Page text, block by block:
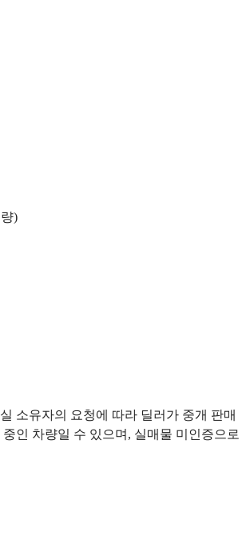
)
소유자의 요청에 따라 딜러가 중개 판매
인 차량일 수 있으며, 실매물 미인증으로